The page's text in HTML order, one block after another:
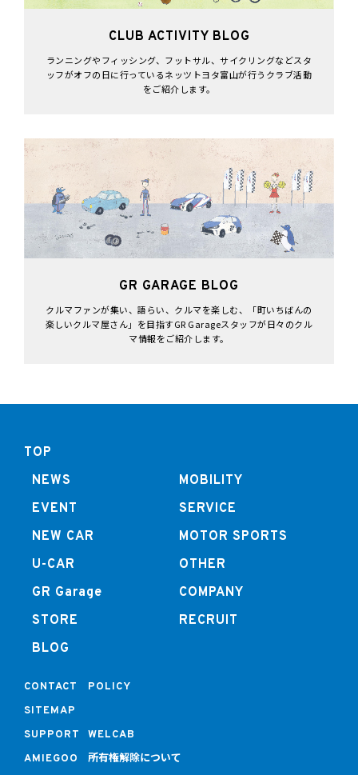
CLUB ACTIVITY BLOG
ランニングやフィッシング、フットサル、サイクリングなどスタ
ッフがオフの日に行っているネッツトヨタ富山が行うクラブ活動
をご紹介します。
GR GARAGE BLOG
クルマファンが集い、語らい、クルマを楽しむ、「町いちばんの
楽しいクルマ屋さん」を目指すGR Garageスタッフが日々のクル
マ情報をご紹介します。
TOP
NEWS
EVENT
NEW CAR
U-CAR
GR Garage
STORE
BLOG
MOBILITY
SERVICE
MOTOR SPORTS
OTHER
COMPANY
RECRUIT
CONTACT
POLICY
SITEMAP
SUPPORT
WELCAB
AMIEGOO
所有権解除について